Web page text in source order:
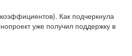
Как подчеркнула
уже получил поддержку в